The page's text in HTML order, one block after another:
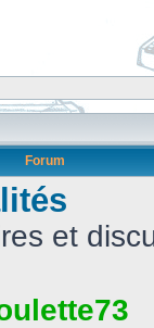
Forum
et